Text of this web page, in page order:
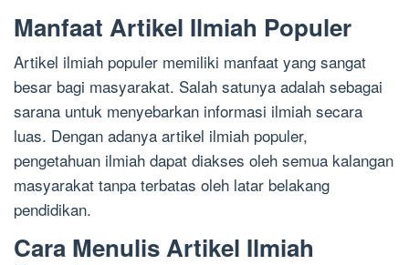
Manfaat Artikel Ilmiah Populer
Artikel ilmiah populer memiliki manfaat yang sangat
besar bagi masyarakat. Salah satunya adalah sebagai
sarana untuk menyebarkan informasi ilmiah secara
luas. Dengan adanya artikel ilmiah populer,
pengetahuan ilmiah dapat diakses oleh semua kalangan
masyarakat tanpa terbatas oleh latar belakang
pendidikan.
Cara Menulis Artikel Ilmiah